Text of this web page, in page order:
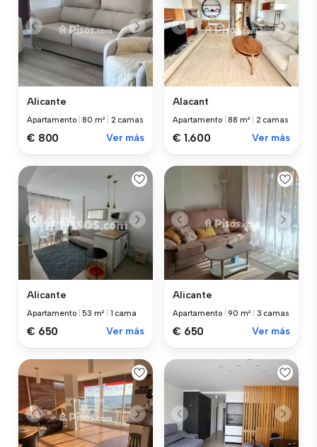
Alicante
Apartamento |80 m² 2 camas
€ 800 Ver más
Alacant
Apartamento |88 m² 2 camas
€ 1.600 Ver más
Alicante
Apartamento |53 m² 1 cama
€ 650 Ver más
Alicante
Apartamento |90 m² 3 camas
€ 650 Ver más